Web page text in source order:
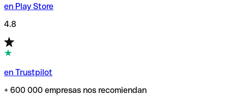
en Play Store
4.8
en Trustpilot
+ 600 000 empresas nos recomiendan